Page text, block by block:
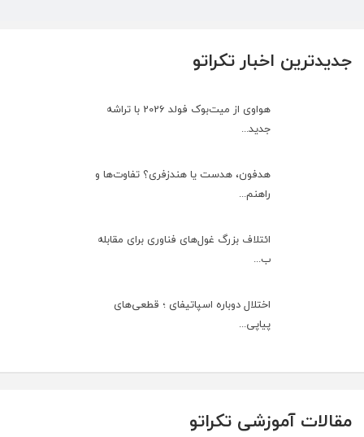
جدیدترین اخبار تکراتو
هواوی از میت‌بوک فولد 2026 با تراشه
جدید...
هدفون، هدست یا هندزفری؟ تفاوت‌ها و
راهنم...
ائتلاف بزرگ غول‌های فناوری برای مقابله
ب...
اختلال دوباره اسپاتیفای ؛ قطعی‌های
پیاپی...
مقالات آموزشی تکراتو